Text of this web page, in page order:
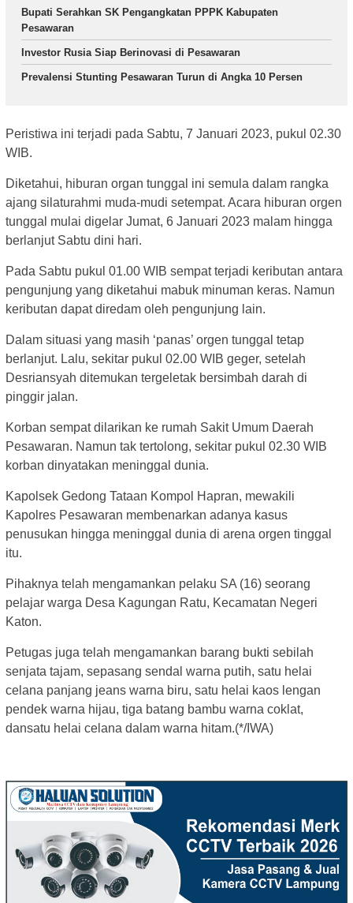
Bupati Serahkan SK Pengangkatan PPPK Kabupaten
Pesawaran
Investor Rusia Siap Berinovasi di Pesawaran
Prevalensi Stunting Pesawaran Turun di Angka 10 Persen
Peristiwa ini terjadi pada Sabtu, 7 Januari 2023, pukul 02.30
WIB.
Diketahui, hiburan organ tunggal ini semula dalam rangka
ajang silaturahmi muda-mudi setempat. Acara hiburan orgen
tunggal mulai digelar Jumat, 6 Januari 2023 malam hingga
berlanjut Sabtu dini hari.
Pada Sabtu pukul 01.00 WIB sempat terjadi keributan antara
pengunjung yang diketahui mabuk minuman keras. Namun
keributan dapat diredam oleh pengunjung lain.
Dalam situasi yang masih ‘panas’ orgen tunggal tetap
berlanjut. Lalu, sekitar pukul 02.00 WIB geger, setelah
Desriansyah ditemukan tergeletak bersimbah darah di
pinggir jalan.
Korban sempat dilarikan ke rumah Sakit Umum Daerah
Pesawaran. Namun tak tertolong, sekitar pukul 02.30 WIB
korban dinyatakan meninggal dunia.
Kapolsek Gedong Tataan Kompol Hapran, mewakili
Kapolres Pesawaran membenarkan adanya kasus
penusukan hingga meninggal dunia di arena orgen tinggal
itu.
Pihaknya telah mengamankan pelaku SA (16) seorang
pelajar warga Desa Kagungan Ratu, Kecamatan Negeri
Katon.
Petugas juga telah mengamankan barang bukti sebilah
senjata tajam, sepasang sendal warna putih, satu helai
celana panjang jeans warna biru, satu helai kaos lengan
pendek warna hijau, tiga batang bambu warna coklat,
dansatu helai celana dalam warna hitam.(*/IWA)